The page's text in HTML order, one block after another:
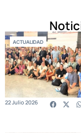
ACTUALIDAD
22 Julio 2026